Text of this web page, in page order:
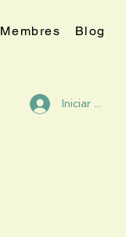
Membres Blog
Iniciar sesión